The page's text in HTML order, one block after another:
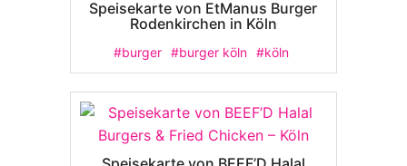
Speisekarte von EtManus Burger
Rodenkirchen in Köln
#burger #burger köln #köln